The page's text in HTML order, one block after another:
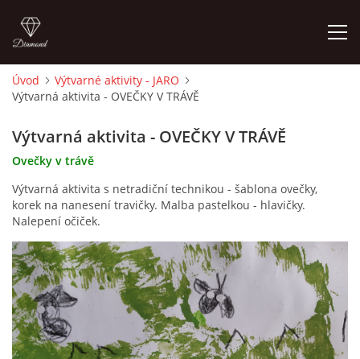
ÚVOD
O MĚ
FOTOALBUM
DĚJINY VÝTVARNÉHO UMĚNÍ
NOVINKY ZE ŠKOLSTVÍ 2025
ROČNÍ PLÁN - INSPIRACE /DLE NOVÉHO RVP PV 2025
Úvod
Výtvarné aktivity - JARO
Výtvarná aktivita - OVEČKY V TRÁVĚ
Výtvarná aktivita - OVEČKY V TRÁVĚ
Ovečky v trávě
Výtvarná aktivita s netradiční technikou - šablona ovečky,
korek na nanesení travičky. Malba pastelkou - hlavičky.
Nalepení očiček.